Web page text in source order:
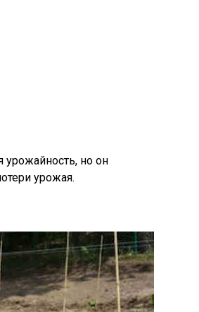
урожайность, но он
урожая.